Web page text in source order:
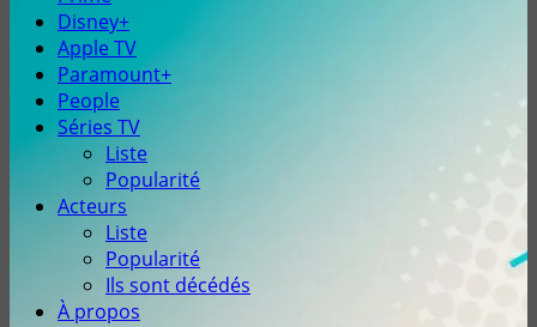
Disney+
Apple TV
Paramount+
People
Séries TV
Liste
Popularité
Acteurs
Liste
Popularité
Ils sont décédés
À propos